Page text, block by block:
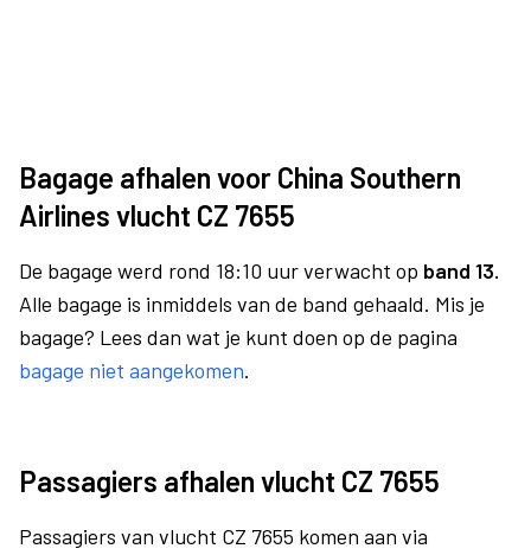
Bagage afhalen voor China Southern
Airlines vlucht CZ 7655
De bagage werd rond 18:10 uur verwacht op band 13.
Alle bagage is inmiddels van de band gehaald. Mis je
bagage? Lees dan wat je kunt doen op de pagina
bagage niet aangekomen.
Passagiers afhalen vlucht CZ 7655
Passagiers van vlucht CZ 7655 komen aan via